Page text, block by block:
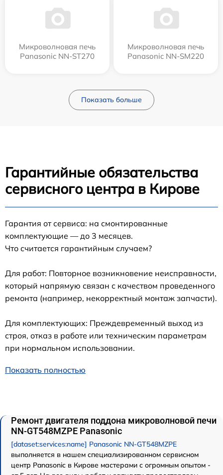
Микроволновая печь
Panasonic NN-ST270
Микроволновая печь
Panasonic NN-SM220
Показать больше
Гарантийные обязательства
сервисного центра в Кирове
Гарантия от сервиса: на смонтированные
комплектующие — до 3 месяцев.
Что считается гарантийным случаем?
Для работ: Повторное возникновение неисправности,
который напрямую связан с качеством проведенного
ремонта (например, некорректный монтаж запчасти).
Для комплектующих: Преждевременный выход из
строя, отказ в работе или техническим параметрам
при нормальном использовании.
Показать полностью
Ремонт двигателя поддона микроволновой печи
NN-GT548MZPE Panasonic
[dataset:services:name] Panasonic NN-GT548MZPE
выполняется в нашем специализированном сервисном
центр Panasonic в Кирове мастерами с огромным опытом -